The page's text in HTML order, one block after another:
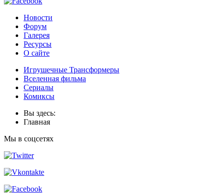
Новости
Форум
Галерея
Ресурсы
О сайте
Игрушечные Трансформеры
Вселенная фильма
Сериалы
Комиксы
Вы здесь:
Главная
Мы в соцсетях